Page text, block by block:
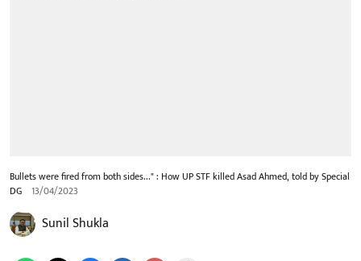
Bullets were fired from both sides..." : How UP STF killed Asad Ahmed, told by Special
DG 13/04/2023
Sunil Shukla